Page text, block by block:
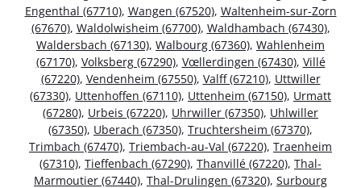
Engenthal (67710), Wangen (67520), Waltenheim-sur-Zorn
(67670), Waldolwisheim (67700), Waldhambach (67430),
Waldersbach (67130), Walbourg (67360), Wahlenheim
(67170), Volksberg (67290), Vœllerdingen (67430), Villé
(67220), Vendenheim (67550), Valff (67210), Uttwiller
(67330), Uttenhoffen (67110), Uttenheim (67150), Urmatt
(67280), Urbeis (67220), Uhrwiller (67350), Uhlwiller
(67350), Uberach (67350), Truchtersheim (67370),
Trimbach (67470), Triembach-au-Val (67220), Traenheim
(67310), Tieffenbach (67290), Thanvillé (67220), Thal-
Marmoutier (67440), Thal-Drulingen (67320), Surbourg